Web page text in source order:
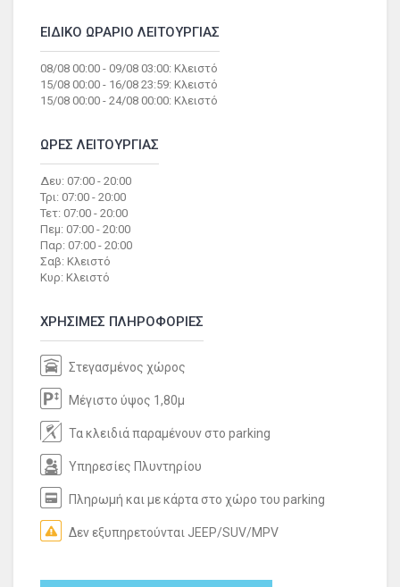
ΕΙΔΙΚΟ ΩΡΑΡΙΟ ΛΕΙΤΟΥΡΓΙΑΣ
08/08 00:00 - 09/08 03:00: Κλειστό
15/08 00:00 - 16/08 23:59: Κλειστό
15/08 00:00 - 24/08 00:00: Κλειστό
ΩΡΕΣ ΛΕΙΤΟΥΡΓΙΑΣ
Δευ: 07:00 - 20:00
Τρι: 07:00 - 20:00
Τετ: 07:00 - 20:00
Πεμ: 07:00 - 20:00
Παρ: 07:00 - 20:00
Σαβ: Κλειστό
Κυρ: Κλειστό
ΧΡΗΣΙΜΕΣ ΠΛΗΡΟΦΟΡΙΕΣ
Στεγασμένος χώρος
Μέγιστο ύψος 1,80μ
Τα κλειδιά παραμένουν στο parking
Υπηρεσίες Πλυντηρίου
Πληρωμή και με κάρτα στο χώρο του parking
Δεν εξυπηρετούνται JEEP/SUV/MPV